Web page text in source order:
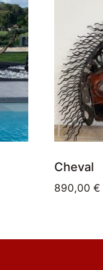
Cheval
890,00€